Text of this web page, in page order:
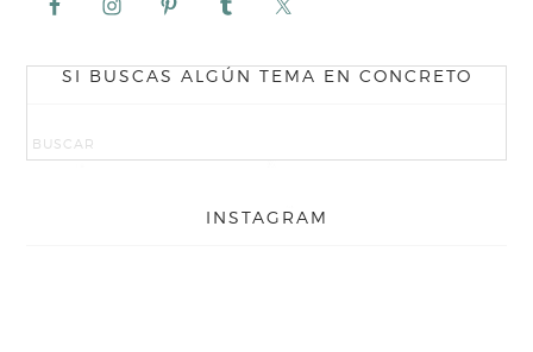
SI BUSCAS ALGÚN TEMA EN CONCRETO
INSTAGRAM